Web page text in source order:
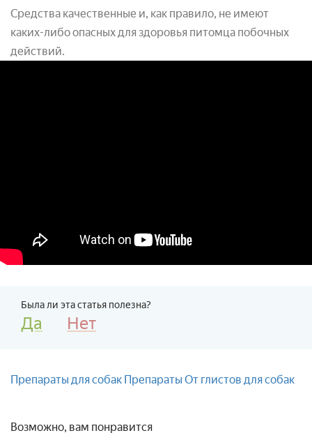
Средства качественные и, как правило, не имеют
каких-либо опасных для здоровья питомца побочных
действий.
Была ли эта статья полезна?
Да Нет
Препараты для собак Препараты От глистов для собак
Возможно, вам понравится